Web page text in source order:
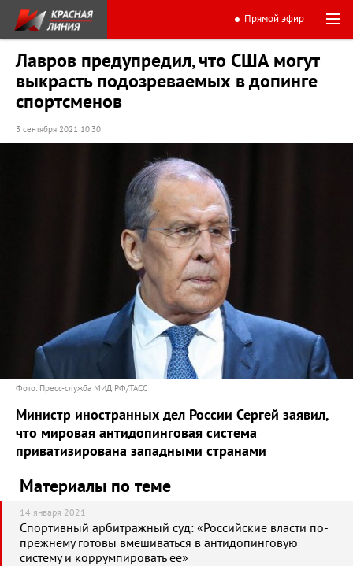
Прямой эфир
Лавров предупредил, что США могут
выкрасть подозреваемых в допинге
спортсменов
3 сентября 2021 10:30
Фото: Пресс-служба МИД РФ/ТАСС
Министр иностранных дел России Сергей заявил,
что мировая антидопинговая система
приватизирована западными странами
Материалы по теме
14 января 2021
Спортивный арбитражный суд: «Российские власти по-
прежнему готовы вмешиваться в антидопинговую
систему и коррумпировать ее»